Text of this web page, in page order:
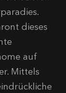
dieses
auf
Mittels